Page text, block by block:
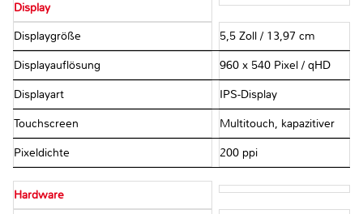
Display
Displaygröße 5,5 Zoll / 13,97 cm
Displayauflösung 960 x 540 Pixel / qHD
Displayart IPS-Display
Touchscreen Multitouch, kapazitiver
Pixeldichte 200 ppi
Hardware